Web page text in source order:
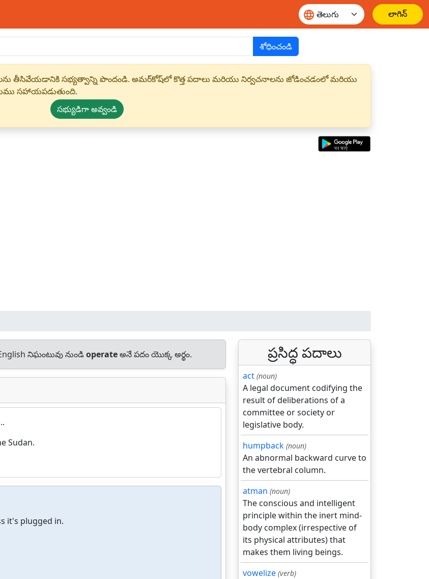
లాగిన్
శోధించండి
తీసివేయడానికి సభ్యత్వాన్ని పొందండి. అమర్‌కోష్‌లో కొత్త పదాలు మరియు నిర్వచనాలను జోడించడంలో మరియు
సహాయపడుతుంది.
సభ్యుడిగా అవ్వండి
నిఘంటువు నుండిoperateఅనే పదం యొక్క అర్థం.
Sudan.
it's plugged in.
ప్రసిద్ధ పదాలు
act (noun)
A legal document codifying the
result of deliberations of a
committee or society or
legislative body.
humpback (noun)
An abnormal backward curve to
the vertebral column.
atman (noun)
The conscious and intelligent
principle within the inert mind-
body complex (irrespective of
its physical attributes) that
makes them living beings.
vowelize (verb)